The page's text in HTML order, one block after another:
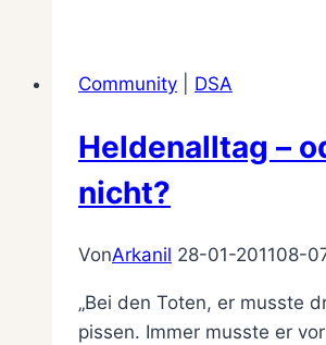
Romane
Community DSA
Heldenalltag –
nicht?
VonArkanil 28-01-201108-
„Bei den Toten, er musste
pissen. Immer musste er